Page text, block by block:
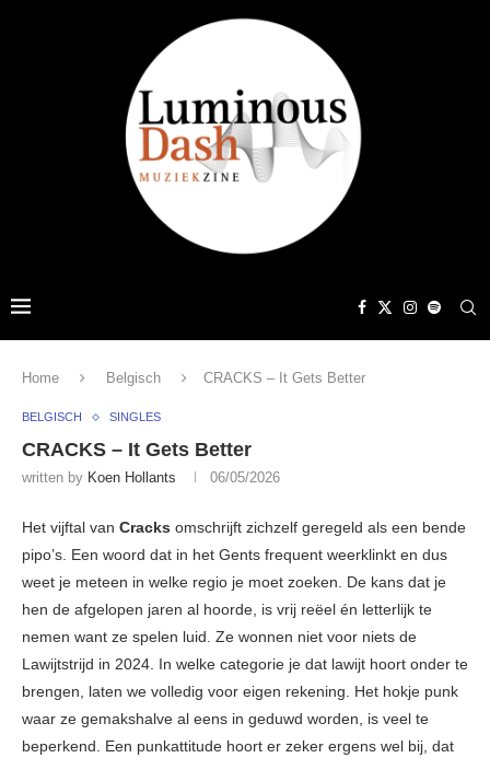
Home Belgisch CRACKS – It Gets Better
BELGISCH SINGLES
CRACKS – It Gets Better
written by Koen Hollants 06/05/2026
Het vijftal van Cracks omschrijft zichzelf geregeld als een bende
pipo’s. Een woord dat in het Gents frequent weerklinkt en dus
weet je meteen in welke regio je moet zoeken. De kans dat je
hen de afgelopen jaren al hoorde, is vrij reëel én letterlijk te
nemen want ze spelen luid. Ze wonnen niet voor niets de
Lawijtstrijd in 2024. In welke categorie je dat lawijt hoort onder te
brengen, laten we volledig voor eigen rekening. Het hokje punk
waar ze gemakshalve al eens in geduwd worden, is veel te
beperkend. Een punkattitude hoort er zeker ergens wel bij, dat